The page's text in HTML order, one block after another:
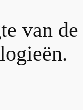
van de